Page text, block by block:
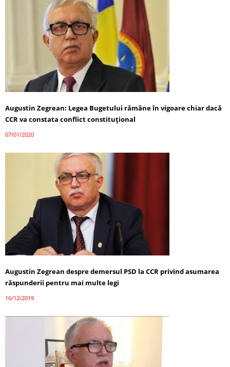
Augustin Zegrean: Legea Bugetului rămâne în vigoare chiar dacă
CCR va constata conflict constituţional
07/01/2020
Augustin Zegrean despre demersul PSD la CCR privind asumarea
răspunderii pentru mai multe legi
16/12/2019